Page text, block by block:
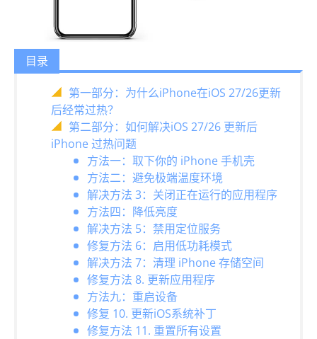
目录
第一部分：为什么iPhone在iOS 27/26更新
后经常过热？
第二部分：如何解决iOS 27/26 更新后
iPhone 过热问题
方法一：取下你的 iPhone 手机壳
方法二：避免极端温度环境
解决方法 3：关闭正在运行的应用程序
方法四：降低亮度
解决方法 5：禁用定位服务
修复方法 6：启用低功耗模式
解决方法 7：清理 iPhone 存储空间
修复方法 8. 更新应用程序
方法九：重启设备
修复 10. 更新iOS系统补丁
修复方法 11. 重置所有设置